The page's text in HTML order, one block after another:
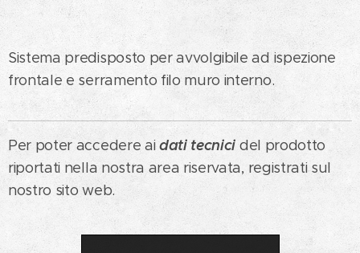
Sistema predisposto per avvolgibile ad ispezione
frontale e serramento filo muro interno.
Per poter accedere aidati tecnici del prodotto
riportati nella nostra area riservata, registrati sul
nostro sito web.